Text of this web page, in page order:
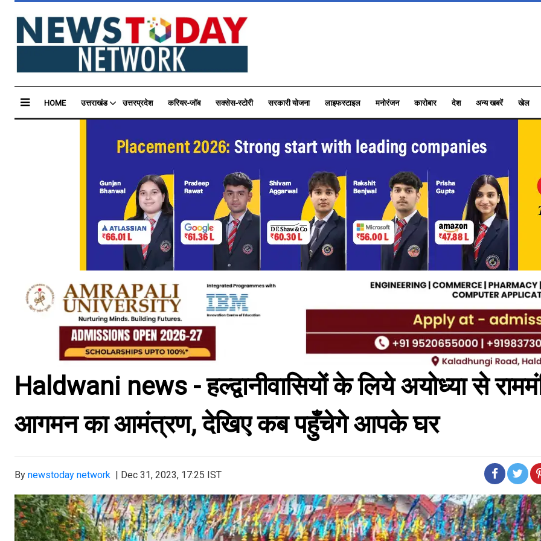
HOME उत्तराखंड उत्तरप्रदेश करियर-जॉब सक्सेस-स्टोरी सरकारी योजना लाइफस्टाइल मनोरंजन कारोबार देश अन्य खबरें खेल
Haldwani news - हल्द्वानीवासियों के लिये अयोध्या से
आगमन का आमंत्रण, देखिए कब पहुँचेगे आपके घर
By newstoday network | Dec 31, 2023, 17:25 IST